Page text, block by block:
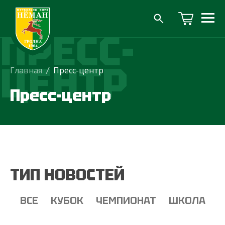
ПРЕСС-
ЦЕНТР
Главная / Пресс-центр
Пресс-центр
ТИП НОВОСТЕЙ
ВСЕ КУБОК ЧЕМПИОНАТ ШКОЛА